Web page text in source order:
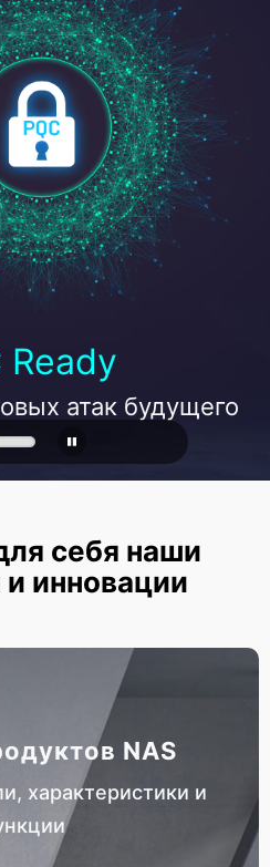
Ready
атак будущего
себя наши
инновации
NAS
характеристики и